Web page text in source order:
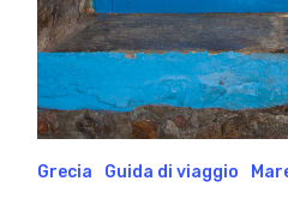
Grecia Guida di viaggio